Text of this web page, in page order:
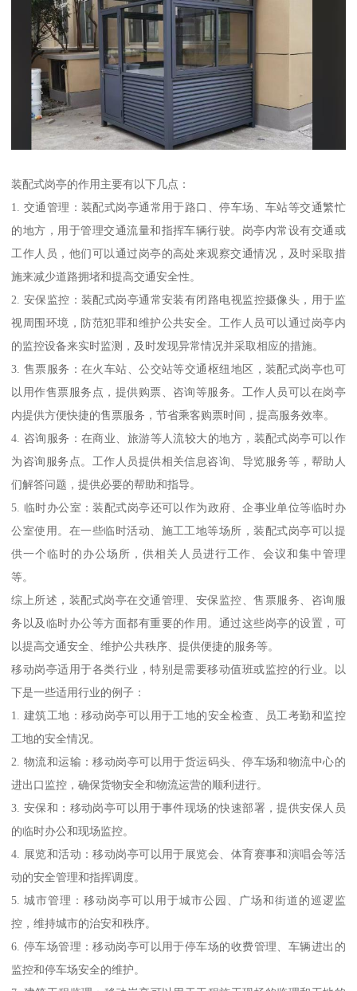
装配式岗亭的作用主要有以下几点：
1. 交通管理：装配式岗亭通常用于路口、停车场、车站等交通繁忙
的地方，用于管理交通流量和指挥车辆行驶。岗亭内常设有交通或
工作人员，他们可以通过岗亭的高处来观察交通情况，及时采取措
施来减少道路拥堵和提高交通安全性。
2. 安保监控：装配式岗亭通常安装有闭路电视监控摄像头，用于监
视周围环境，防范犯罪和维护公共安全。工作人员可以通过岗亭内
的监控设备来实时监测，及时发现异常情况并采取相应的措施。
3. 售票服务：在火车站、公交站等交通枢纽地区，装配式岗亭也可
以用作售票服务点，提供购票、咨询等服务。工作人员可以在岗亭
内提供方便快捷的售票服务，节省乘客购票时间，提高服务效率。
4. 咨询服务：在商业、旅游等人流较大的地方，装配式岗亭可以作
为咨询服务点。工作人员提供相关信息咨询、导览服务等，帮助人
们解答问题，提供必要的帮助和指导。
5. 临时办公室：装配式岗亭还可以作为政府、企事业单位等临时办
公室使用。在一些临时活动、施工工地等场所，装配式岗亭可以提
供一个临时的办公场所，供相关人员进行工作、会议和集中管理
等。
综上所述，装配式岗亭在交通管理、安保监控、售票服务、咨询服
务以及临时办公等方面都有重要的作用。通过这些岗亭的设置，可
以提高交通安全、维护公共秩序、提供便捷的服务等。
移动岗亭适用于各类行业，特别是需要移动值班或监控的行业。以
下是一些适用行业的例子：
1. 建筑工地：移动岗亭可以用于工地的安全检查、员工考勤和监控
工地的安全情况。
2. 物流和运输：移动岗亭可以用于货运码头、停车场和物流中心的
进出口监控，确保货物安全和物流运营的顺利进行。
3. 安保和：移动岗亭可以用于事件现场的快速部署，提供安保人员
的临时办公和现场监控。
4. 展览和活动：移动岗亭可以用于展览会、体育赛事和演唱会等活
动的安全管理和指挥调度。
5. 城市管理：移动岗亭可以用于城市公园、广场和街道的巡逻监
控，维持城市的治安和秩序。
6. 停车场管理：移动岗亭可以用于停车场的收费管理、车辆进出的
监控和停车场安全的维护。